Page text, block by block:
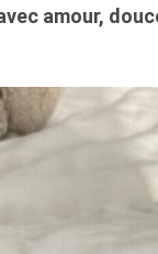
amour,